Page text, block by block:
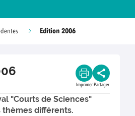
Edition 2006
Imprimer Partager
"Courts de Sciences"
différents.